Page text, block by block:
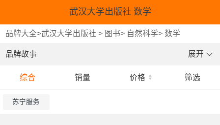
武汉大学出版社 数学
品牌大全>武汉大学出版社 > 图书> 自然科学>数学
品牌故事 展开
综合 销量 价格 筛选
苏宁服务